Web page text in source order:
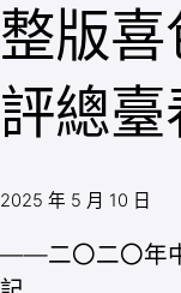
整版
評總臺
2025 年 5 月 10 日
——二〇二〇年